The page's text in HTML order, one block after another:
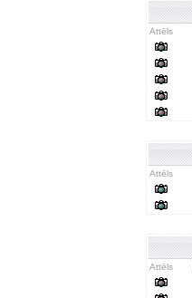
Attēls
Attēls
Attēls